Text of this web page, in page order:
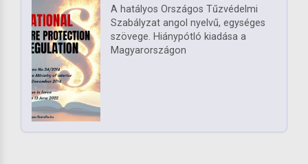
A hatályos Országos Tűzvédelmi
Szabályzat angol nyelvű, egységes
szövege. Hiánypótló kiadása a
Magyarországon